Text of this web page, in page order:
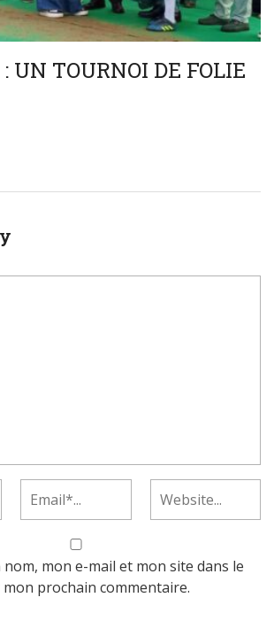
UN TOURNOI DE FOLIE
mon e-mail et mon site dans le
prochain commentaire.